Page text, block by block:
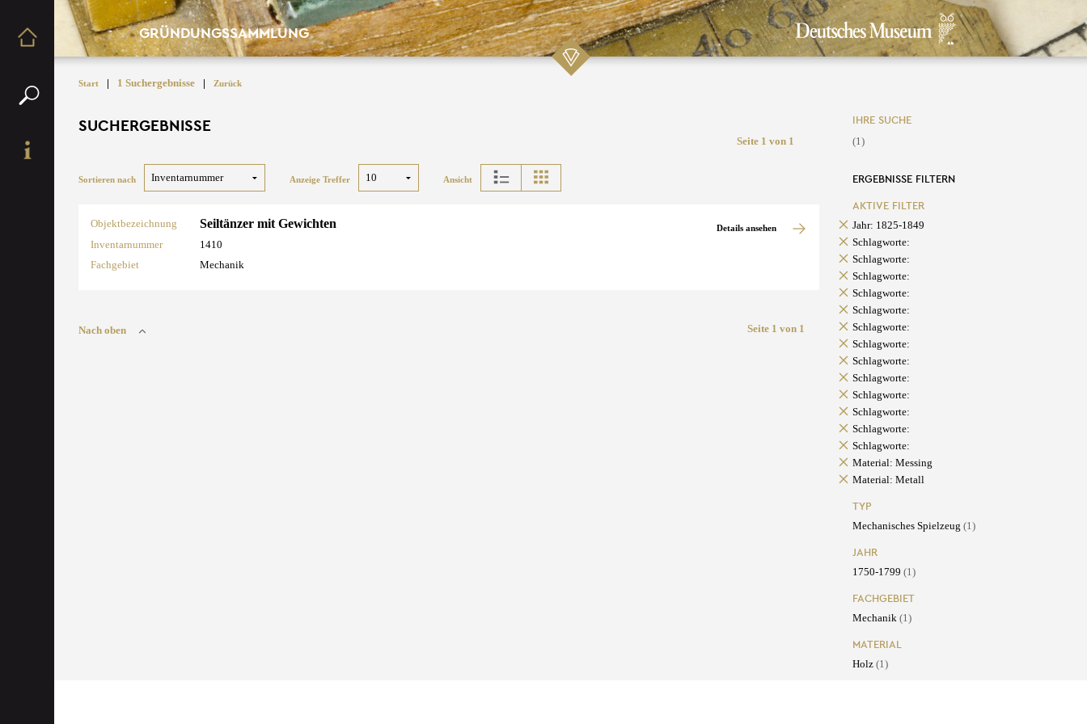
GRÜNDUNGSSAMMLUNG
Start | 1 Suchergebnisse | Zurück
SUCHERGEBNISSE
Seite 1 von 1
Sortieren nach Anzeige Treffer Ansicht
Objektbezeichnung Seiltänzer mit Gewichten
Inventarnummer
1410
Fachgebiet
Mechanik
Details ansehen
Nach oben Seite 1 von 1
IHRE SUCHE
(1)
ERGEBNISSE FILTERN
AKTIVE FILTER
Jahr: 1825-1849
Schlagworte:
Schlagworte:
Schlagworte:
Schlagworte:
Schlagworte:
Schlagworte:
Schlagworte:
Schlagworte:
Schlagworte:
Schlagworte:
Schlagworte:
Schlagworte:
Schlagworte:
Material: Messing
Material: Metall
TYP
Mechanisches Spielzeug (1)
JAHR
1750-1799 (1)
FACHGEBIET
Mechanik (1)
MATERIAL
Holz (1)